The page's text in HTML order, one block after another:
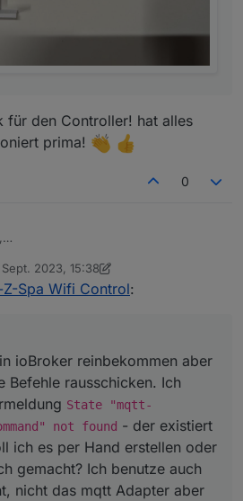
für den Controller! hat alles
prima!
0
keine Befehle rausschicken. Ich
FehlermeldungState "mqtt-
ich etwas falsch gemacht? Ich
"nur" das mqtt-client, nicht das mqtt
denke ich, sollte es nicht zu tun
Sept. 2023, 15:38
von mrFenyx9. Nov. 2023, 19:42
Z-Spa Wifi Control:
ioBroker reinbekommen aber
Befehle rausschicken. Ich
State "mqtt-
not found - der existiert
ich es per Hand erstellen oder
gemacht? Ich benutze auch
nicht das mqtt Adapter aber